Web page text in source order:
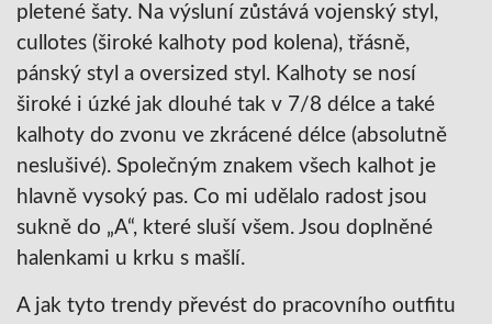
pletené šaty. Na výsluní zůstává vojenský styl,
cullotes (široké kalhoty pod kolena), třásně,
pánský styl a oversized styl. Kalhoty se nosí
široké i úzké jak dlouhé tak v 7/8 délce a také
kalhoty do zvonu ve zkrácené délce (absolutně
neslušivé). Společným znakem všech kalhot je
hlavně vysoký pas. Co mi udělalo radost jsou
sukně do „A“, které sluší všem. Jsou doplněné
halenkami u krku s mašlí.
A jak tyto trendy převést do pracovního outfitu